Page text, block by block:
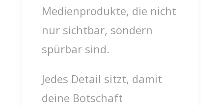
Medienprodukte, die nicht
nur sichtbar, sondern
spürbar sind.
Jedes Detail sitzt, damit
deine Botschaft